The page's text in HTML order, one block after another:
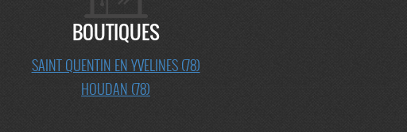
BOUTIQUES
SAINT QUENTIN EN YVELINES (78)
HOUDAN (78)